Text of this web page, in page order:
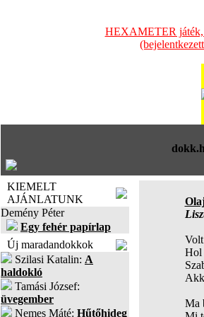
HEXAMETER játék,
KIEMELT
AJÁNLATUNK
Demény Péter
Egy fehér papírlap
Új maradandokkok
Szilasi Katalin: A
haldokló
Tamási József:
üvegember
Nemes Máté: Hűtőhideg
Hol
Ma